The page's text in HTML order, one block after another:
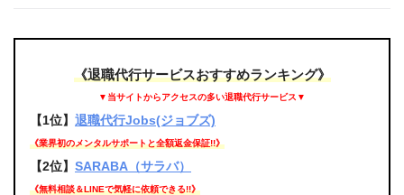
《退職代行サービスおすすめランキング》
▼当サイトからアクセスの多い退職代行サービス▼
【1位】 退職代行Jobs(ジョブズ)
《業界初のメンタルサポートと全額返金保証!!》
【2位】 SARABA（サラバ）
《無料相談＆LINEで気軽に依頼できる!!》